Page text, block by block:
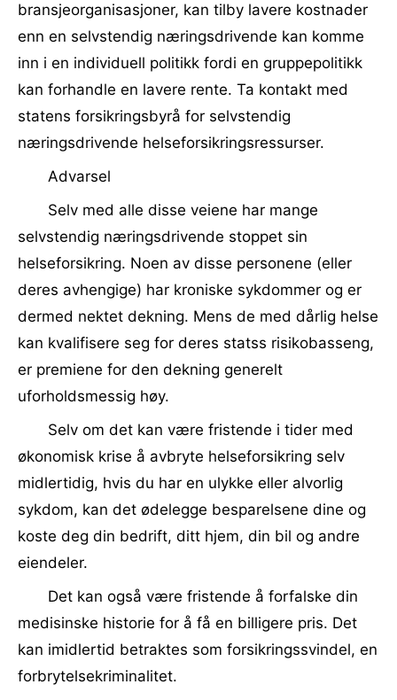
bransjeorganisasjoner, kan tilby lavere kostnader
enn en selvstendig næringsdrivende kan komme
inn i en individuell politikk fordi en gruppepolitikk
kan forhandle en lavere rente. Ta kontakt med
statens forsikringsbyrå for selvstendig
næringsdrivende helseforsikringsressurser.
Advarsel
Selv med alle disse veiene har mange
selvstendig næringsdrivende stoppet sin
helseforsikring. Noen av disse personene (eller
deres avhengige) har kroniske sykdommer og er
dermed nektet dekning. Mens de med dårlig helse
kan kvalifisere seg for deres statss risikobasseng,
er premiene for den dekning generelt
uforholdsmessig høy.
Selv om det kan være fristende i tider med
økonomisk krise å avbryte helseforsikring selv
midlertidig, hvis du har en ulykke eller alvorlig
sykdom, kan det ødelegge besparelsene dine og
koste deg din bedrift, ditt hjem, din bil og andre
eiendeler.
Det kan også være fristende å forfalske din
medisinske historie for å få en billigere pris. Det
kan imidlertid betraktes som forsikringssvindel, en
forbrytelsekriminalitet.